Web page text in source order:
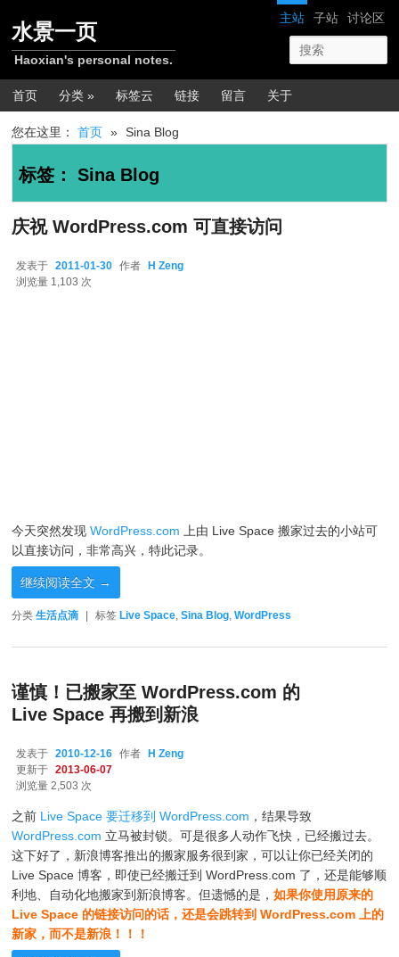
网站导航
主站 子站 讨论区
水景一页
Haoxian's personal notes.
主菜单
首页 分类 » 标签云 链接 留言 关于
您在这里：首页 » Sina Blog
标签：Sina Blog
庆祝 WordPress.com 可直接访问
发表于 2011-01-30 作者 H Zeng
浏览量 1,103 次
今天突然发现WordPress.com 上由 Live Space 搬家过去的小站可
以直接访问，非常高兴，特此记录。
继续阅读全文 →
分类 生活点滴 标签 Live Space,Sina Blog,WordPress
谨慎！已搬家至 WordPress.com 的
Live Space 再搬到新浪
发表于 2010-12-16 作者
H Zeng
更新于
2013-06-07
浏览量 2,503 次
之前 Live Space 要迁移到 WordPress.com ，结果导致
WordPress.com 立马被封锁。可是很多人动作飞快，已经搬过去。
这下好了，新浪博客推出的搬家服务很到家，可以让你已经关闭的
Live Space 博客，即使已经搬迁到 WordPress.com 了，还是能够顺
利地、自动化地搬家到新浪博客。但遗憾的是，如果你使用原来的
Live Space 的链接访问的话，还是会跳转到 WordPress.com 上的
新家，而不是新浪！！！